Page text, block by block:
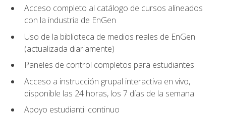
Acceso completo al catálogo de cursos alineados
con la industria de EnGen
Uso de la biblioteca de medios reales de EnGen
(actualizada diariamente)
Paneles de control completos para estudiantes
Acceso a instrucción grupal interactiva en vivo,
disponible las 24 horas, los 7 días de la semana
Apoyo estudiantil continuo